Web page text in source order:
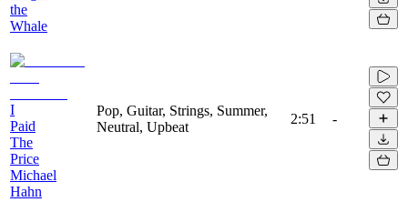
the
Whale
I
Paid
The
Price
Michael
Hahn
Pop, Guitar, Strings, Summer,
Neutral, Upbeat
2:51 -